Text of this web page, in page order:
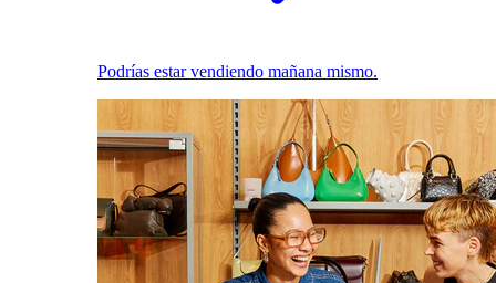
Podrías estar vendiendo mañana mismo.